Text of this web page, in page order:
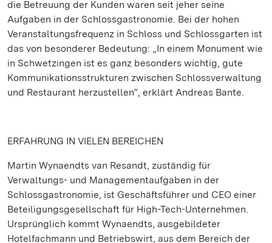
die Betreuung der Kunden waren seit jeher seine
Aufgaben in der Schlossgastronomie. Bei der hohen
Veranstaltungsfrequenz in Schloss und Schlossgarten ist
das von besonderer Bedeutung: „In einem Monument wie
in Schwetzingen ist es ganz besonders wichtig, gute
Kommunikationsstrukturen zwischen Schlossverwaltung
und Restaurant herzustellen“, erklärt Andreas Bante.
ERFAHRUNG IN VIELEN BEREICHEN
Martin Wynaendts van Resandt, zuständig für
Verwaltungs- und Managementaufgaben in der
Schlossgastronomie, ist Geschäftsführer und CEO einer
Beteiligungsgesellschaft für High-Tech-Unternehmen.
Ursprünglich kommt Wynaendts, ausgebildeter
Hotelfachmann und Betriebswirt, aus dem Bereich der